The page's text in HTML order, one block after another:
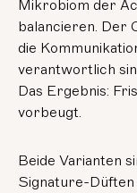
Mikrobiom der
balancieren. Der
die
verantwortlich
Das Ergebnis:
vorbeugt.
Beide Varianten
Signature-